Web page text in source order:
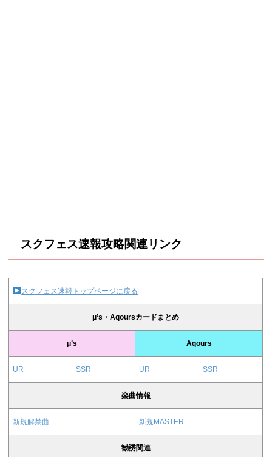
スクフェス速報攻略関連リンク
スクフェス速報トップページに戻る
μ’s・Aqoursカードまとめ
μ’s Aqours
UR SSR UR SSR
楽曲情報
新規解禁曲 新規MASTER
勧誘関連